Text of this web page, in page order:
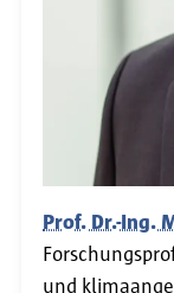
Prof. Dr.-Ing.
und